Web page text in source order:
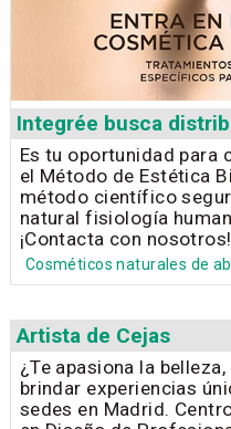
Integrée busca
Es tu oportunidad para
el Método de Estética
método científico
natural fisiología
¡Contacta con nosotros!
Cosméticos naturales de
Artista de Cejas
¿Te apasiona la
brindar experiencias
sedes en Madrid.